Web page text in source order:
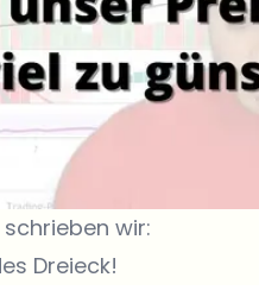
schrieben wir:
Dreieck!